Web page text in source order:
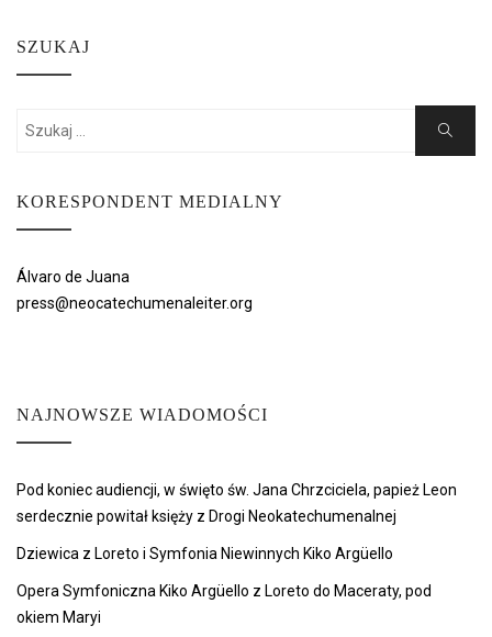
SZUKAJ
Search
Search
KORESPONDENT MEDIALNY
Álvaro de Juana
press@neocatechumenaleiter.org
NAJNOWSZE WIADOMOŚCI
Pod koniec audiencji, w święto św. Jana Chrzciciela, papież Leon
serdecznie powitał księży z Drogi Neokatechumenalnej
Dziewica z Loreto i Symfonia Niewinnych Kiko Argüello
Opera Symfoniczna Kiko Argüello z Loreto do Maceraty, pod
okiem Maryi